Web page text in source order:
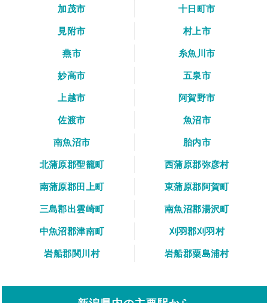
加茂市
十日町市
見附市
村上市
燕市
糸魚川市
妙高市
五泉市
上越市
阿賀野市
佐渡市
魚沼市
南魚沼市
胎内市
北蒲原郡聖籠町
西蒲原郡弥彦村
南蒲原郡田上町
東蒲原郡阿賀町
三島郡出雲崎町
南魚沼郡湯沢町
中魚沼郡津南町
刈羽郡刈羽村
岩船郡関川村
岩船郡粟島浦村